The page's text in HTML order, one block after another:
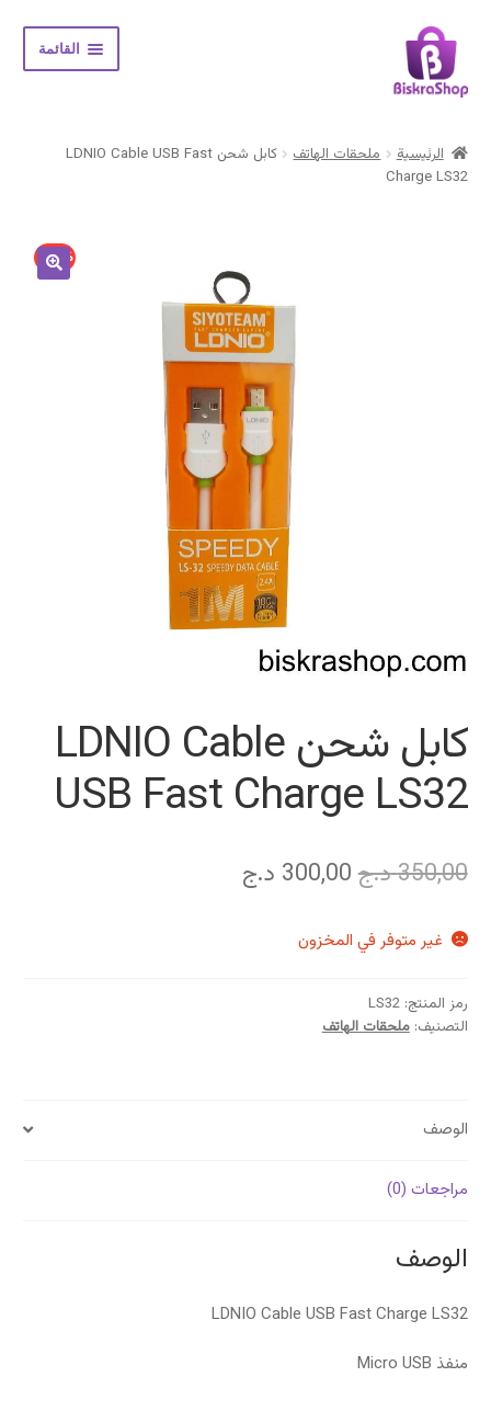
Skip
to
navigation
Skip
to
content
القائمة
المتجر
الرئيسية ملحقات الهاتف
كابل شحن LDNIO Cable USB Fast
Charge LS32
14% -
كابل شحن LDNIO Cable
USB Fast Charge LS32
350,00د.ج السعر
هو:
300,00 د.ج
غير متوفر في المخزون
رمز المنتج:LS32
التصنيف:ملحقات الهاتف
الوصف
مراجعات (0)
الوصف
LDNIO Cable USB Fast Charge LS32
منفذ Micro USB